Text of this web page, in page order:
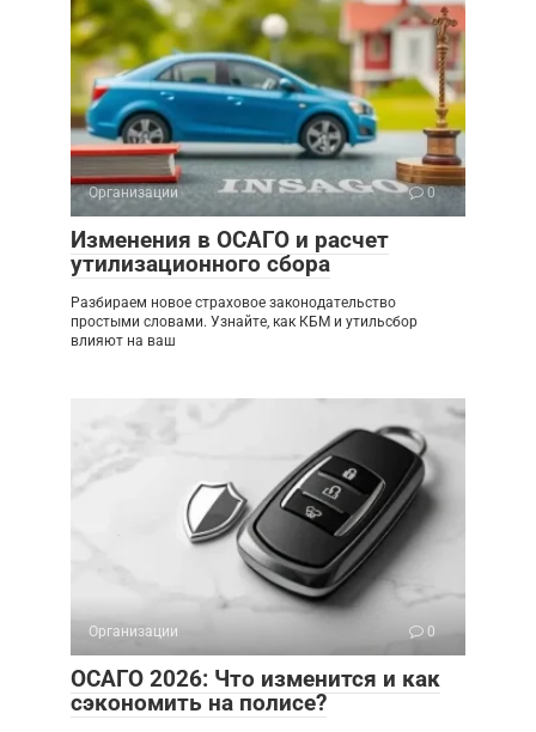
Организации 0
Изменения в ОСАГО и расчет
утилизационного сбора
Разбираем новое страховое законодательство
простыми словами. Узнайте, как КБМ и утильсбор
влияют на ваш
Организации 0
ОСАГО 2026: Что изменится и как
сэкономить на полисе?